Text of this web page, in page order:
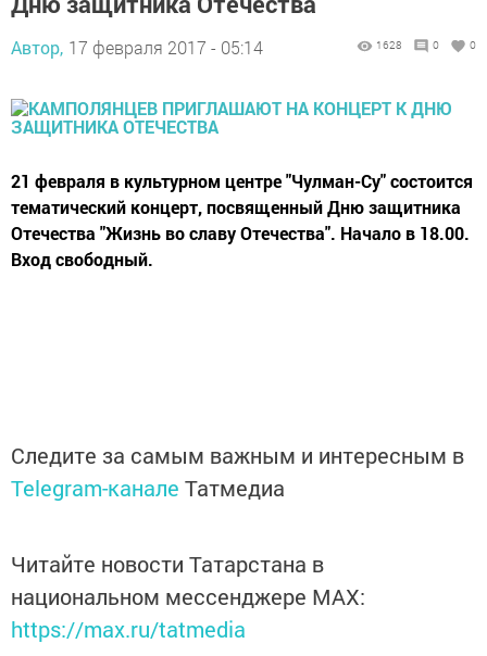
Автор, 17 февраля 2017 - 05:14 1628 0 0
21 февраля в культурном центре "Чулман-Су" состоится
тематический концерт, посвященный Дню защитника
Отечества "Жизнь во славу Отечества". Начало в 18.00.
Вход свободный.
Следите за самым важным и интересным в
Telegram-канале Татмедиа
Читайте новости Татарстана в
национальном мессенджере MАХ:
https://max.ru/tatmedia